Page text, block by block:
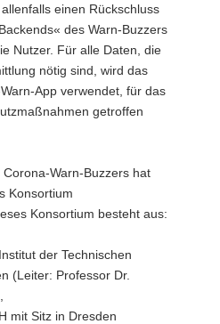
einen Rückschluss
des Warn-Buzzers
Nutzer. Für alle Daten, die
nötig sind, wird das
App verwendet, für das
getroffen
Warn-Buzzers hat
Konsortium
Konsortium besteht aus:
der Technischen
(Leiter: Professor Dr.
mit Sitz in Dresden